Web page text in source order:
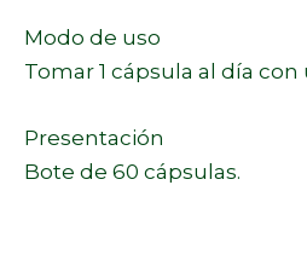
Modo de uso
Tomar 1 cápsula al día
Presentación
Bote de 60 cápsulas.